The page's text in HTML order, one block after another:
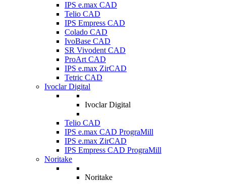
IPS e.max CAD
Telio CAD
IPS Empress CAD
Colado CAD
IvoBase CAD
SR Vivodent CAD
ProArt CAD
IPS e.max ZirCAD
Tetric CAD
Ivoclar Digital
Ivoclar Digital
Telio CAD
IPS e.max CAD PrograMill
IPS e.max ZirCAD
IPS Empress CAD PrograMill
Noritake
Noritake